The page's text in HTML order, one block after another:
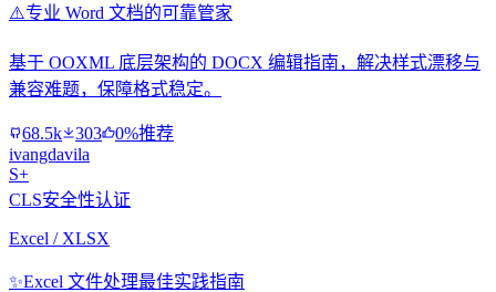
⚠️专业 Word 文档的可靠管家
基于 OOXML 底层架构的 DOCX 编辑指南，解决样式漂移与
兼容难题，保障格式稳定。
68.5k 303
0%推荐
ivangdavila
S+
CLS安全性认证
Excel / XLSX
✨Excel 文件处理最佳实践指南